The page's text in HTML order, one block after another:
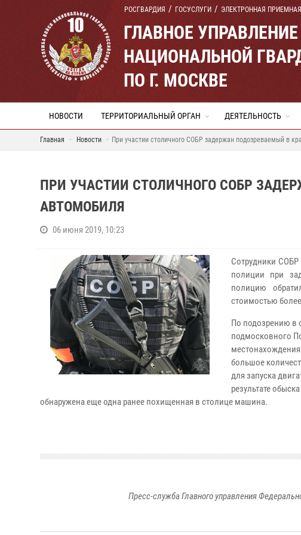
РОСГВАРДИЯ ГОСУСЛУГИ ЭЛЕКТРОННАЯ ПРИЕМНАЯ
ГЛАВНОЕ
НАЦИОНАЛЬНОЙ
ПО Г. МОСКВЕ
НОВОСТИ ТЕРРИТОРИАЛЬНЫЙ ОРГАН ДЕЯТЕЛЬНОСТЬ
Главная Новости При участии столичного СОБР задержан подозреваемый в
ПРИ УЧАСТИИ СТОЛИЧНОГО СОБР
АВТОМОБИЛЯ
06 июня 2019, 10:23
Сотрудники СОБР
полиции при
полицию
стоимостью
По подозрению в
подмосковного
большое
для запуска
результате
обнаружена еще одна ранее похищенная в столице машина.
Пресс-служба Главного управления